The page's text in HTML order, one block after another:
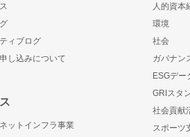
ィブログ
し込みについて
ットインフラ事業
人的資本
環境
社会
ガバナン
ESGデー
GRIスタ
社会貢献
スポーツ